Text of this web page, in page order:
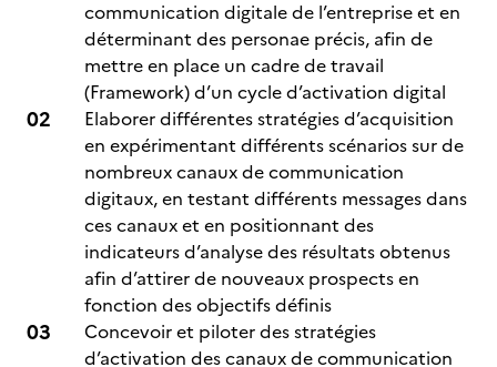
communication digitale de l’entreprise et en
déterminant des personae précis, afin de
mettre en place un cadre de travail
(Framework) d’un cycle d’activation digital
Elaborer différentes stratégies d’acquisition
en expérimentant différents scénarios sur de
nombreux canaux de communication
digitaux, en testant différents messages dans
ces canaux et en positionnant des
indicateurs d’analyse des résultats obtenus
afin d’attirer de nouveaux prospects en
fonction des objectifs définis
Concevoir et piloter des stratégies
d’activation des canaux de communication